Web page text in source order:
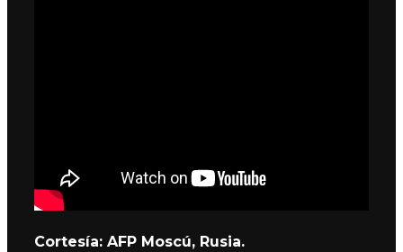
Cortesía: AFP Moscú, Rusia.